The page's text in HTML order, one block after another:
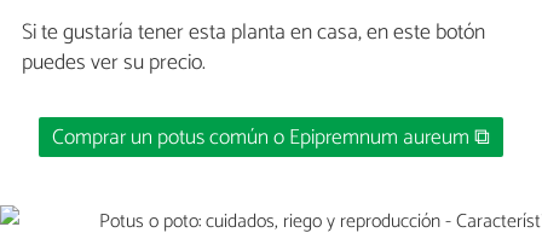
Si te gustaría tener esta planta en casa, en este botón
puedes ver su precio.
Comprar un potus común o Epipremnum aureum ⧉